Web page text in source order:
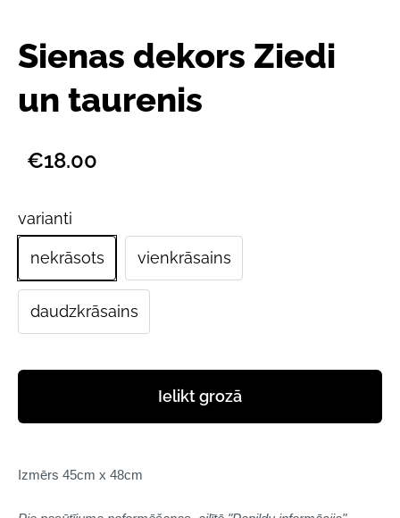
Sienas dekors Ziedi
un taurenis
€18.00
varianti
nekrāsots vienkrāsains
daudzkrāsains
Ielikt grozā
Izmērs 45cm x 48cm